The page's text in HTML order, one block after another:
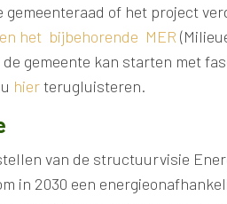
of het project
het bijbehorende MER
gemeente kan starten met
hierterugluisteren.
van de structuurvisie
in 2030 een